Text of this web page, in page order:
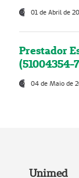
01 de Abril de
Prestador
(51004354-
04 de Maio de
Unimed